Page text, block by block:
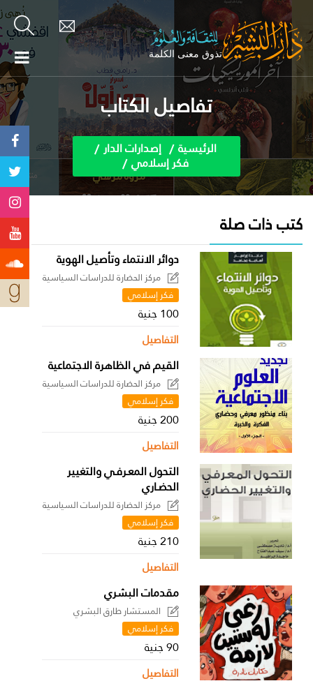
تفاصيل الكتاب
الرئيسية إصدارات الدار
فكر إسلامي
كتب ذات صلة
دوائر الانتماء وتأصيل الهوية
مركز الحضارة للدراسات السياسية
فكر إسلامي
100 جنية
التفاصيل
القيم في الظاهرة الاجتماعية
مركز الحضارة للدراسات السياسية
فكر إسلامي
200 جنية
التفاصيل
التحول المعـرفـي والتغيير
الحضـاري
مركز الحضارة للدراسات السياسية
فكر إسلامي
210 جنية
التفاصيل
مقدمات البشري
المستشار طارق البشري
فكر إسلامي
90 جنية
التفاصيل